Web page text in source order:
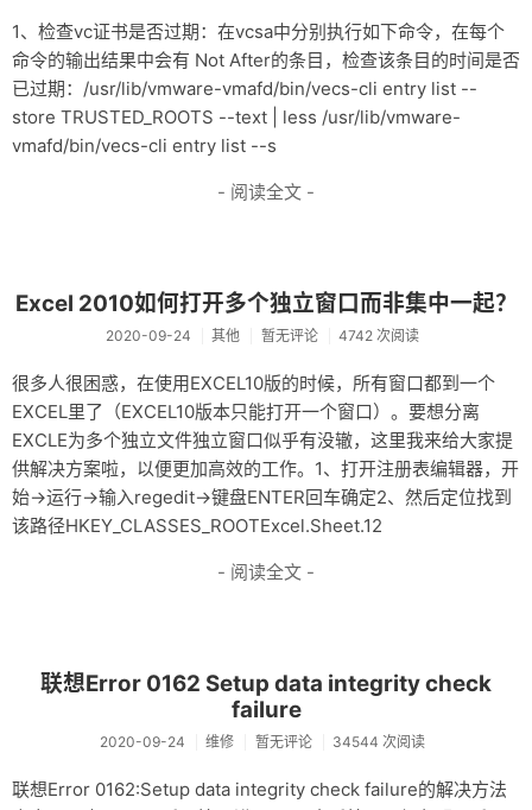
1、检查vc证书是否过期：在vcsa中分别执行如下命令，在每个
命令的输出结果中会有 Not After的条目，检查该条目的时间是否
已过期：/usr/lib/vmware-vmafd/bin/vecs-cli entry list --
store TRUSTED_ROOTS --text | less /usr/lib/vmware-
vmafd/bin/vecs-cli entry list --s
- 阅读全文 -
Excel 2010如何打开多个独立窗口而非集中一起？
2020-09-24 其他 暂无评论 4742 次阅读
很多人很困惑，在使用EXCEL10版的时候，所有窗口都到一个
EXCEL里了（EXCEL10版本只能打开一个窗口）。要想分离
EXCLE为多个独立文件独立窗口似乎有没辙，这里我来给大家提
供解决方案啦，以便更加高效的工作。1、打开注册表编辑器，开
始->运行->输入regedit->键盘ENTER回车确定2、然后定位找到
该路径HKEY_CLASSES_ROOTExcel.Sheet.12
- 阅读全文 -
联想Error 0162 Setup data integrity check
failure
2020-09-24 维修 暂无评论 34544 次阅读
联想Error 0162:Setup data integrity check failure的解决方法